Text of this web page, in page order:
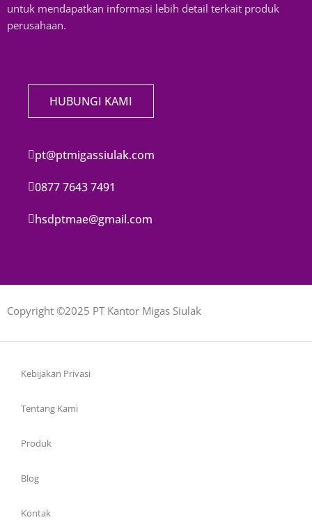
untuk mendapatkan informasi lebih detail terkait produk
perusahaan.
HUBUNGI KAMI
pt@ptmigassiulak.com
0877 7643 7491
hsdptmae@gmail.com
Copyright ©2025 PT Kantor Migas Siulak
Kebijakan Privasi
Tentang Kami
Produk
Blog
Kontak